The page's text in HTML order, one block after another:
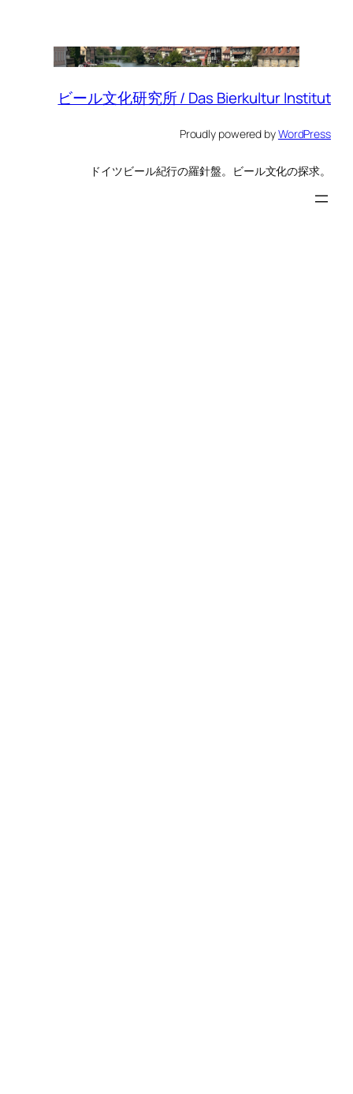
ビール文化研究所 / Das Bierkultur Institut
Proudly powered byWordPress
ドイツビール紀行の羅針盤。ビール文化の探求。